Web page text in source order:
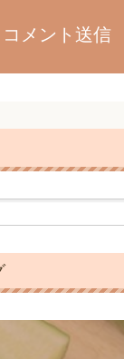
コメント送信